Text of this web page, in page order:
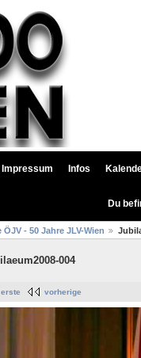
Impressum Infos
Du
ÖJV - 50 Jahre JLV-Wien
004
erste vorherige